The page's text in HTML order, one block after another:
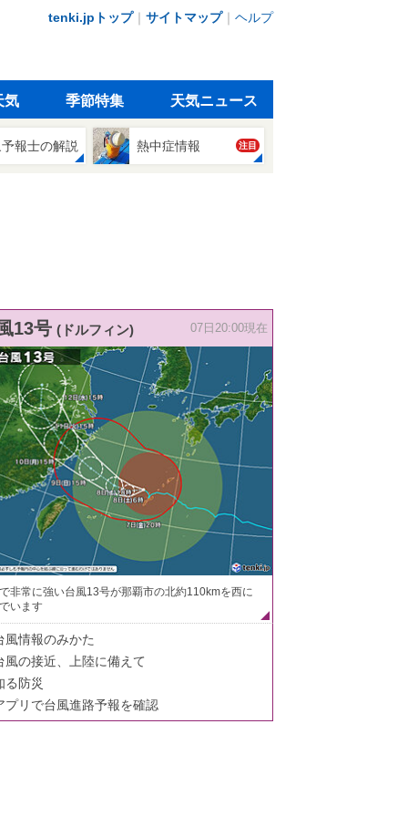
tenki.jpトップ｜ サイトマップ｜ ヘルプ
気 季節特集 天気ニュース
報士の解説 熱中症情報 注目
13号 (ドルフィン) 07日20:00現在
非常に強い台風13号が那覇市の北約110kmを西に
います
風情報のみかた
風の接近、上陸に備えて
る防災
プリで台風進路予報を確認